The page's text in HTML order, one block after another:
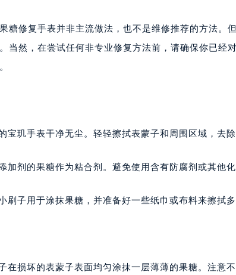
糖修复手表并非主流做法，也不是维修推荐的方法。
然，在尝试任何非专业修复方法前，请确保你已经
宝玑手表干净无尘。轻轻擦拭表蒙子和周围区域，去
加剂的果糖作为粘合剂。避免使用含有防腐剂或其他化
刷子用于涂抹果糖，并准备好一些纸巾或布料来擦拭多
在损坏的表蒙子表面均匀涂抹一层薄薄的果糖。注意